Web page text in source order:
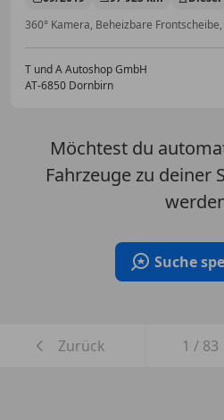
T und A Autoshop GmbH
AT-6850 Dornbirn
Möchtest du
Fahrzeuge zu deiner
Suche
Zurück 1 / 83